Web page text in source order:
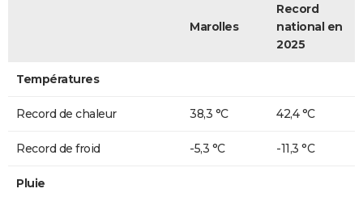
Marolles
Record
national en
2025
Températures
Record de chaleur 38,3 °C 42,4 °C
Record de froid -5,3 °C -11,3 °C
Pluie